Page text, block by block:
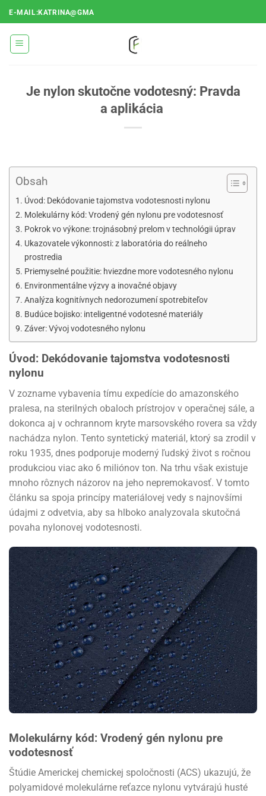
Prejsť
na
obsah
E-MAIL:KATRINA@GMA
Je nylon skutočne vodotesný: Pravda
a aplikácia
Obsah
Úvod: Dekódovanie tajomstva vodotesnosti nylonu
Molekulárny kód: Vrodený gén nylonu pre vodotesnosť
Pokrok vo výkone: trojnásobný prelom v technológii úprav
Ukazovatele výkonnosti: z laboratória do reálneho
prostredia
Priemyselné použitie: hviezdne more vodotesného nylonu
Environmentálne výzvy a inovačné objavy
Analýza kognitívnych nedorozumení spotrebiteľov
Budúce bojisko: inteligentné vodotesné materiály
Záver: Vývoj vodotesného nylonu
Úvod: Dekódovanie tajomstva vodotesnosti
nylonu
V zozname vybavenia tímu expedície do amazonského
pralesa, na sterilných obaloch prístrojov v operačnej sále, a
dokonca aj v ochrannom kryte marsovského rovera sa vždy
nachádza nylon. Tento syntetický materiál, ktorý sa zrodil v
roku 1935, dnes podporuje moderný ľudský život s ročnou
produkciou viac ako 6 miliónov ton. Na trhu však existuje
mnoho rôznych názorov na jeho nepremokavosť. V tomto
článku sa spoja princípy materiálovej vedy s najnovšími
údajmi z odvetvia, aby sa hlboko analyzovala skutočná
povaha nylonovej vodotesnosti.
Molekulárny kód: Vrodený gén nylonu pre
vodotesnosť
Štúdie Americkej chemickej spoločnosti (ACS) ukazujú, že
polyamidové molekulárne reťazce nylonu vytvárajú husté